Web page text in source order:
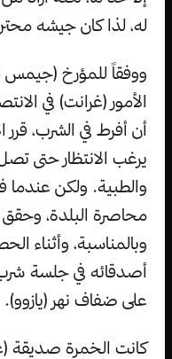
له، لذا كان جيشه
ووفقاً للمؤرخ
الأمور (غرانت) في
أن أفرط في الشرب،
يرغب الانتظار حتى
والطبية. ولكن عندما
محاصرة البلدة، وحقق
وبالمناسبة، وأثناء
أصدقائه في جلسة
على ضفاف نهر (يازوو).
كانت الخمرة صديقة